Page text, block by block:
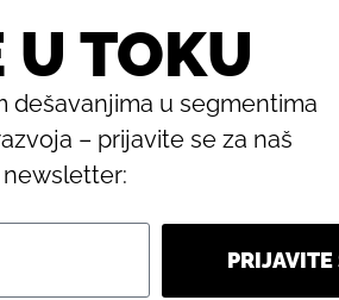
U TOKU
dešavanjima u segmentima
– prijavite se za naš
PRIJAVITE